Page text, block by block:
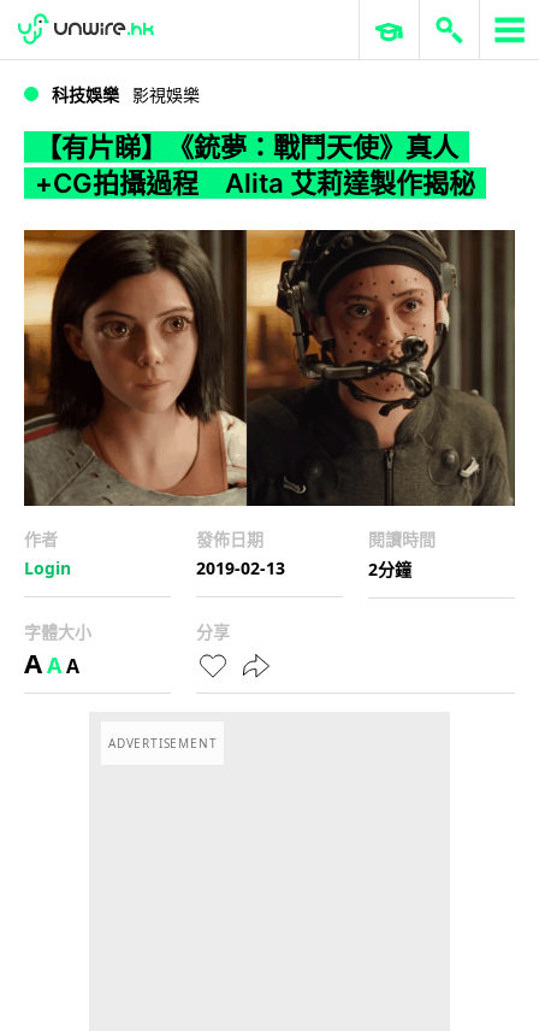
WWDC 2026 ERP 與商業 AI
科技娛樂 影視娛樂
【有片睇】《銃夢：戰鬥天使》真人
+CG拍攝過程 Alita 艾莉達製作揭秘
作者
Login
發佈日期
2019-02-13
閱讀時間
2分鐘
字體大小
AAA
分享
ADVERTISEMENT